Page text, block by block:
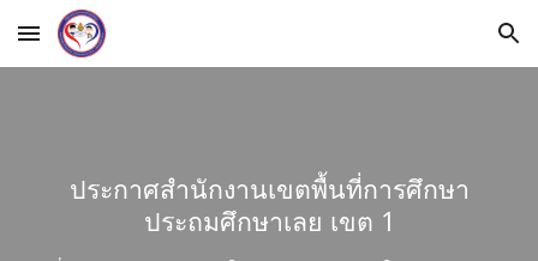
Skip to main content Skip to navigation
ประกาศสำนักงานเขตพื้นที่การศึกษา
ประถมศึกษาเลย เขต 1